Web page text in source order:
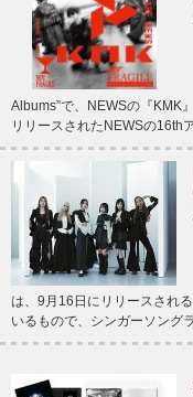
Albums”で、NEWSの『
リリースされたNEWSの16th
は、9月16日にリリースされ
いるもので、シンガーソング